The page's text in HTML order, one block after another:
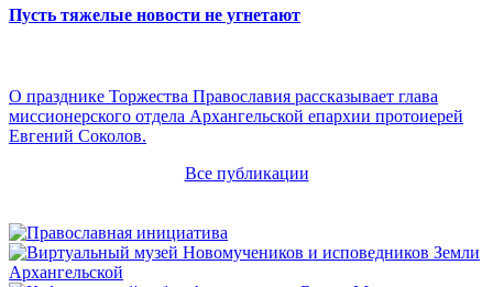
Пусть тяжелые новости не угнетают
О празднике Торжества Православия рассказывает глава
миссионерского отдела Архангельской епархии протоиерей
Евгений Соколов.
Все публикации